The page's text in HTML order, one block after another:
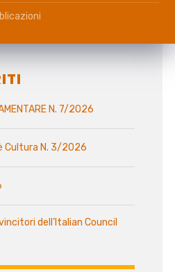
N. 7/2026
Cultura N. 3/2026
dell’Italian Council